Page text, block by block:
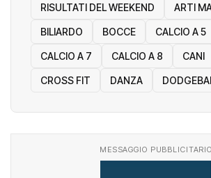
RISULTATI DEL WEEKEND ARTI
BILIARDO BOCCE CALCIO A 5
CALCIO A 7 CALCIO A 8 CANI
CROSS FIT DANZA
MESSAGGIO PUBBLICITARIO